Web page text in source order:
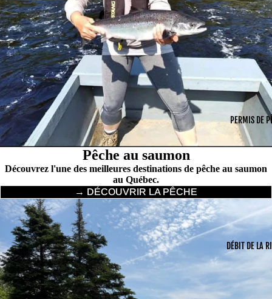
PERMIS DE
DÉBIT DE LA
Pêche au saumon
Découvrez l'une des meilleures destinations de pêche au saumon
au Québec.
→ DÉCOUVRIR LA PÊCHE